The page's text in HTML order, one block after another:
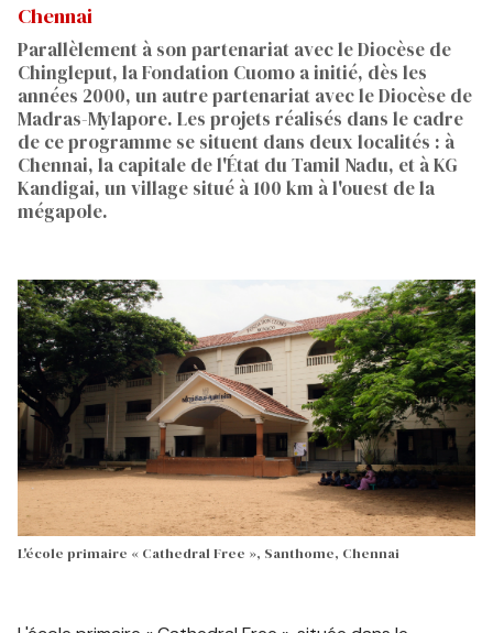
Chennai
Parallèlement à son partenariat avec le Diocèse de
Chingleput, la Fondation Cuomo a initié, dès les
années 2000, un autre partenariat avec le Diocèse de
Madras-Mylapore. Les projets réalisés dans le cadre
de ce programme se situent dans deux localités : à
Chennai, la capitale de l'État du Tamil Nadu, et à KG
Kandigai, un village situé à 100 km à l'ouest de la
mégapole.
L'école primaire « Cathedral Free », Santhome, Chennai